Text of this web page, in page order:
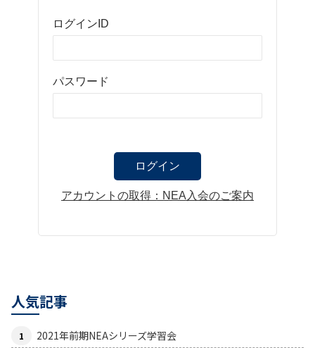
ログインID
パスワード
アカウントの取得：NEA入会のご案内
人気記事
2021年前期NEAシリーズ学習会